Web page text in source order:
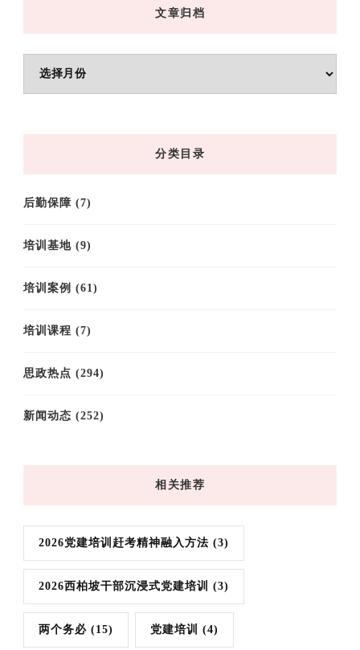
文章归档
章
分类目录
后勤保障 (7)
培训基地 (9)
培训案例 (61)
培训课程 (7)
思政热点 (294)
新闻动态 (252)
相关推荐
2026党建培训赶考精神融入方法 (3)
2026西柏坡干部沉浸式党建培训 (3)
两个务必 (15) 党建培训 (4)